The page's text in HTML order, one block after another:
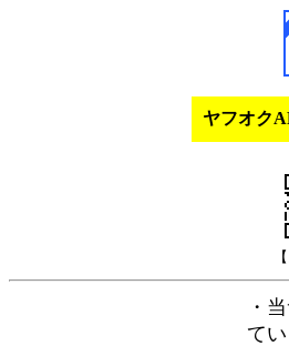
ヤフオク
・
てい